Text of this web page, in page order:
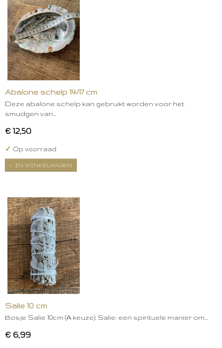
Abalone schelp 14/17 cm
Deze abalone schelp kan gebruikt worden voor het
smudgen van…
€ 12,50
✓ Op voorraad
IN WINKELWAGEN
Salie 10 cm
Bosje Salie 10cm (A keuze). Salie: een spirituele manier om…
€ 6,99